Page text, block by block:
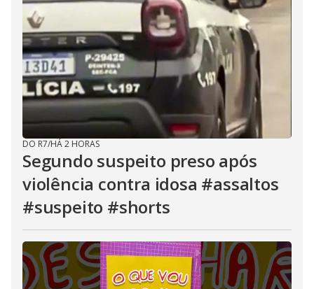
DO R7/HÁ 2 HORAS
Segundo suspeito preso após
violência contra idosa #assaltos
#suspeito #shorts